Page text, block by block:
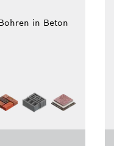
in Beton